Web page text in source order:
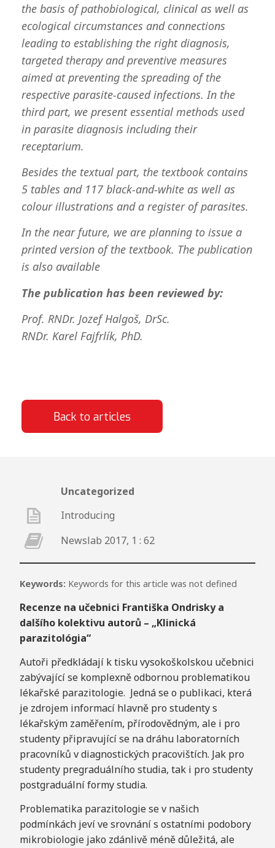
the basis of pathobiological, clinical as well as
ecological circumstances and connections
leading to establishing the right diagnosis,
targeted therapy and preventive measures
aimed at preventing the spreading of the
respective parasite-caused infections. In the
third part, we present essential methods used
in parasite diagnosis including their
receptarium.
Besides the textual part, the textbook contains
5 tables and 117 black-and-white as well as
colour illustrations and a register of parasites.
In the near future, we are planning to issue a
printed version of the textbook. The publication
is also available
The publication has been reviewed by:
Prof. RNDr. Jozef Halgoš, DrSc.
RNDr. Karel Fajfrlík, PhD.
Back to articles
Uncategorized
Introducing
Newslab 2017, 1 : 62
Keywords: Keywords for this article was not defined
Recenze na učebnici Františka Ondrisky a
dalšího kolektivu autorů – „Klinická
parazitológia“
Autoři předkládají k tisku vysokoškolskou učebnici
zabývající se komplexně odbornou problematikou
lékařské parazitologie. Jedná se o publikaci, která
je zdrojem informací hlavně pro studenty s
lékařským zaměřením, přírodovědným, ale i pro
studenty připravující se na dráhu laboratorních
pracovníků v diagnostických pracovištích. Jak pro
studenty pregraduálního studia, tak i pro studenty
postgraduální formy studia.
Problematika parazitologie se v našich
podmínkách jeví ve srovnání s ostatními podobory
mikrobiologie jako zdánlivě méně důležitá, ale